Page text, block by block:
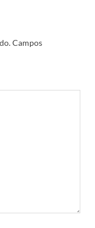
Campos